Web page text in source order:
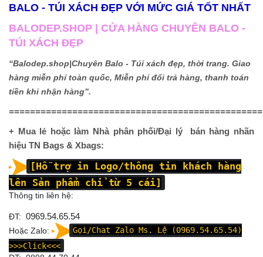
BALO - TÚI XÁCH ĐẸP VỚI MỨC GIÁ TỐT NHẤT
BALODEP.SHOP | CỬA HÀNG CHUYÊN BALO -
TÚI XÁCH ĐẸP
“Balodep.shop|Chuyên Balo - Túi xách đẹp, thời trang. Giao
hàng miễn phí toàn quốc, Miễn phí đổi trả hàng, thanh toán
tiền khi nhận hàng”.
+ Mua lẻ hoặc làm Nhà phân phối/Đại lý bán hàng nhãn
hiệu TN Bags & Xbags:
[Hỗ trợ in Logo/thông tin khách hàng
lên Sản phẩm chỉ từ 5 cái]
Thông tin liên hệ:
ĐT: 0969.54.65.54
Hoặc Zalo:
Gọi/Chat Zalo Ms. Lệ (0969.54.65.54)
>>>Click<<<